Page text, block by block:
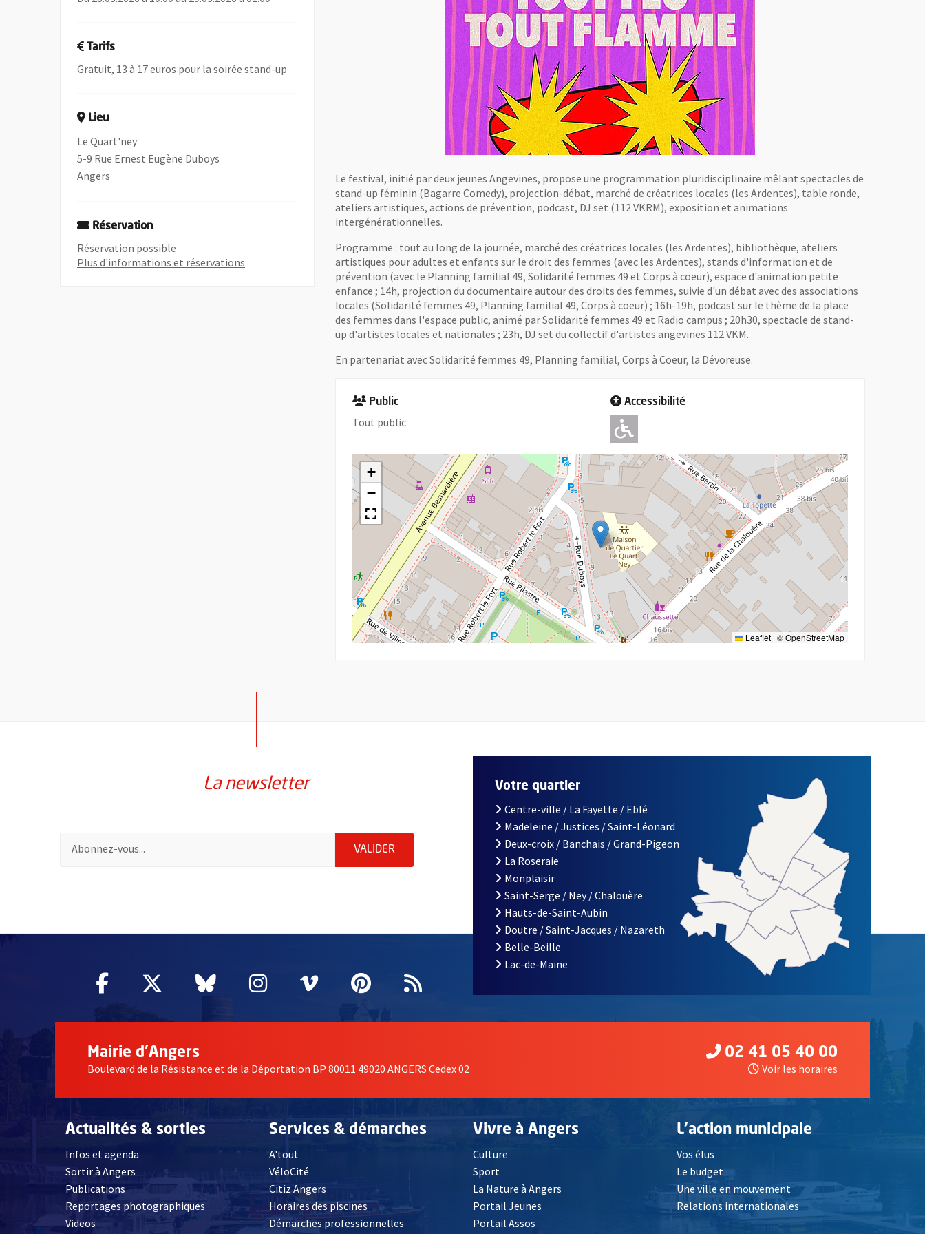
Le festival, initié par deux jeunes Angevines, propose une programmation pluridisciplinaire mêlant spectacles de
stand-up féminin (Bagarre Comedy), projection-débat, marché de créatrices locales (les Ardentes), table ronde,
ateliers artistiques, actions de prévention, podcast, DJ set (112 VKRM), exposition et animations
intergénérationnelles.
Programme : tout au long de la journée, marché des créatrices locales (les Ardentes), bibliothèque, ateliers
artistiques pour adultes et enfants sur le droit des femmes (avec les Ardentes), stands d'information et de
prévention (avec le Planning familial 49, Solidarité femmes 49 et Corps à coeur), espace d'animation petite
enfance ; 14h, projection du documentaire autour des droits des femmes, suivie d'un débat avec des associations
locales (Solidarité femmes 49, Planning familial 49, Corps à coeur) ; 16h-19h, podcast sur le thème de la place
des femmes dans l'espace public, animé par Solidarité femmes 49 et Radio campus ; 20h30, spectacle de stand-
up d'artistes locales et nationales ; 23h, DJ set du collectif d'artistes angevines 112 VKM.
En partenariat avec Solidarité femmes 49, Planning familial, Corps à Coeur, la Dévoreuse.
Public
Tout public
Accessibilité
Adapté pour l'handicap Moteur
+
−
Leaflet | ©OpenStreetMap
Tarifs
Gratuit, 13 à 17 euros pour la soirée stand-up
Lieu
Le Quart'ney
5-9 Rue Ernest Eugène Duboys
Angers
Réservation
Réservation possible
Plus d'informations et réservations , Ouvre une nouvelle fenêtre
La newsletter
Pour vous inscrire à la lettre d'information de la ville d'Angers, indiquez votre email (champ obligatoire)
VALIDER ENVOYER MA DEMANDE D'INSCRIPTION À LA LETTRE D'INFORMATION DE LA VILLE D'ANGERS
Facebook
, Ouvre une nouvelle fenêtre
Twitter
, Ouvre une nouvelle fenêtre
Bluesky
, Ouvre une nouvelle fenêtre
Instagram
, Ouvre une nouvelle fenêtre
Vimeo
, Ouvre une nouvelle fenêtre
Pinterest
, Ouvre une nouvelle fenêtre
Flux RSS
Votre quartier
Centre-ville / La Fayette / Eblé
Madeleine / Justices / Saint-Léonard
Deux-croix / Banchais / Grand-Pigeon
La Roseraie
Monplaisir
Saint-Serge / Ney / Chalouère
Hauts-de-Saint-Aubin
Doutre / Saint-Jacques / Nazareth
Belle-Beille
Lac-de-Maine
Mairie d'Angers
Boulevard de la Résistance et de la Déportation BP 80011 49020 ANGERS Cedex 02
02 41 05 40 00
Voir les horaires
Actualités & sorties
Infos et agenda
Sortir à Angers
Publications
Reportages photographiques
Videos, Ouvre une nouvelle fenêtre
Services & démarches
A'tout
VéloCité
Citiz Angers , Ouvre une nouvelle fenêtre
Horaires des piscines
Démarches professionnelles
Vivre à Angers
Culture
Sport
La Nature à Angers
Portail Jeunes
Portail Assos
L'action municipale
Vos élus
Le budget
Une ville en mouvement
Relations internationales